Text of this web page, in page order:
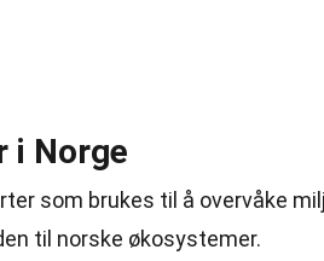
i Norge
som brukes til å overvåke
til norske økosystemer.